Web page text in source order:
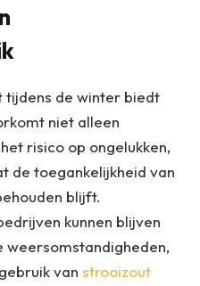
tijdens de winter biedt
niet alleen
risico op ongelukken,
de toegankelijkheid van
blijft.
kunnen blijven
weersomstandigheden,
van strooizout